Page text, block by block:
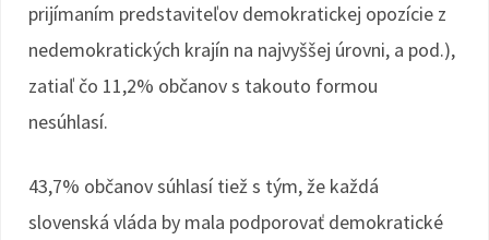
prijímaním predstaviteľov demokratickej opozície z
nedemokratických krajín na najvyššej úrovni, a pod.),
zatiaľ čo 11,2% občanov s takouto formou
nesúhlasí.
43,7% občanov súhlasí tiež s tým, že každá
slovenská vláda by mala podporovať demokratické